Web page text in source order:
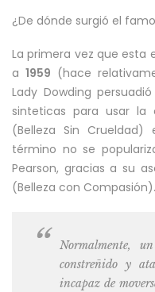
¿De dónde surgió el
La primera vez que esta
a1959 (hace
Lady Dowding
sinteticas para usar la
(Belleza Sin
término no se
Pearson, gracias a su
(Belleza con Compasión).
Normalmente,
constreñido y
incapaz de